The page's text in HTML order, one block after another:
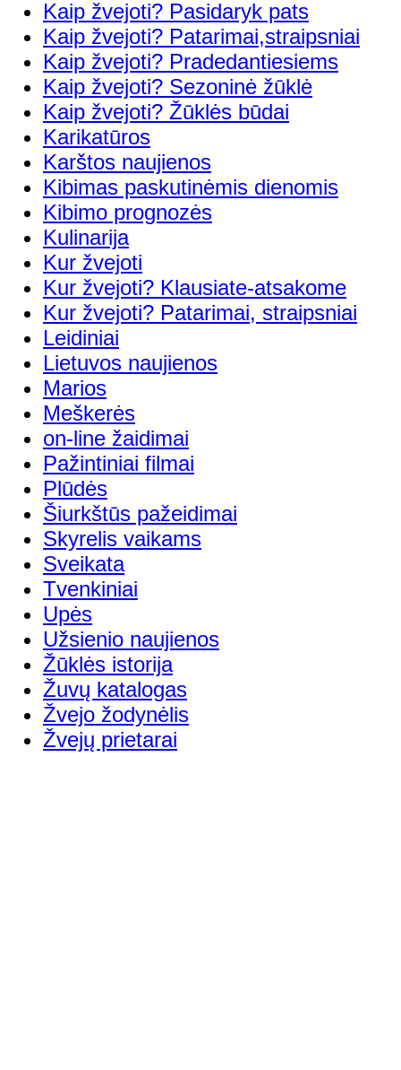
Kaip žvejoti? Pasidaryk pats
Kaip žvejoti? Patarimai,straipsniai
Kaip žvejoti? Pradedantiesiems
Kaip žvejoti? Sezoninė žūklė
Kaip žvejoti? Žūklės būdai
Karikatūros
Karštos naujienos
Kibimas paskutinėmis dienomis
Kibimo prognozės
Kulinarija
Kur žvejoti
Kur žvejoti? Klausiate-atsakome
Kur žvejoti? Patarimai, straipsniai
Leidiniai
Lietuvos naujienos
Marios
Meškerės
on-line žaidimai
Pažintiniai filmai
Plūdės
Šiurkštūs pažeidimai
Skyrelis vaikams
Sveikata
Tvenkiniai
Upės
Užsienio naujienos
Žūklės istorija
Žuvų katalogas
Žvejo žodynėlis
Žvejų prietarai